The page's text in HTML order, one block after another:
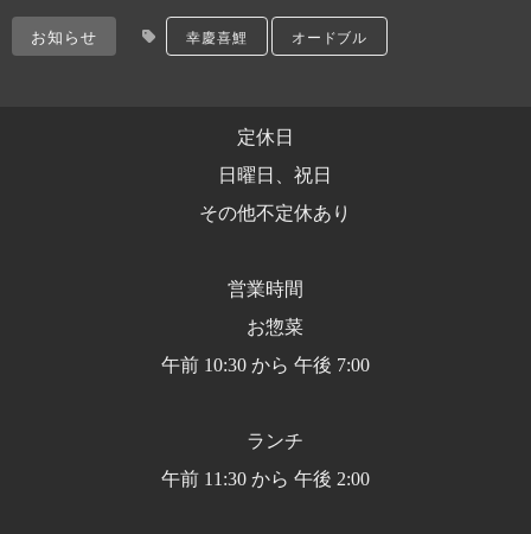
お知らせ 幸慶喜鯉 オードブル
定休日
日曜日、祝日
その他不定休あり
営業時間
お惣菜
午前 10:30 から 午後 7:00
ランチ
午前 11:30 から 午後 2:00